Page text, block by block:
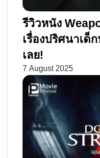
รีวิวหนัง
เรื่องปริศนาเด็
เลย!
7 August 2025